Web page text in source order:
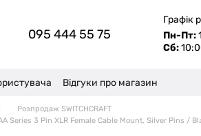
095 444 55 75
Графік
Пн-Пт:
Сб:
Відгуки про магазин
Розпродаж SWITCHCRAFT
Series 3 Pin XLR Female Cable Mount, Silver Pins /